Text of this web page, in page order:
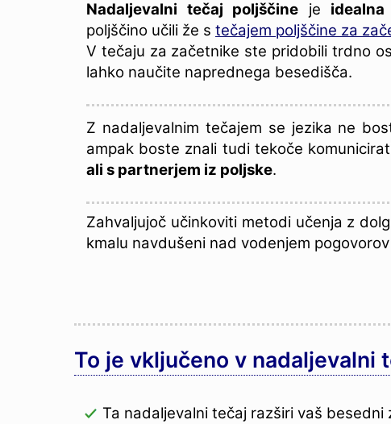
Nadaljevalni tečaj poljščine je
poljščino učili že s tečajem poljščine za
V tečaju za začetnike ste pridobili trdno
lahko naučite naprednega besedišča.
Z nadaljevalnim tečajem se jezika ne
ampak boste znali tudi tekoče
ali s partnerjem iz poljske.
Zahvaljujoč učinkoviti metodi učenja z
kmalu navdušeni nad vodenjem
To je vključeno v nadaljevalni
Ta nadaljevalni tečaj razširi vaš besedni